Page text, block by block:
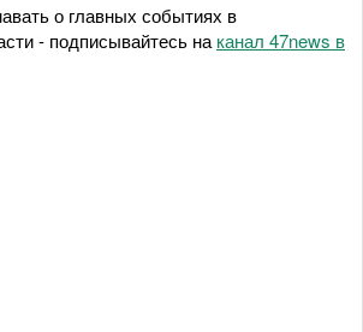
о главных событиях в
- подписывайтесь на канал 47news в